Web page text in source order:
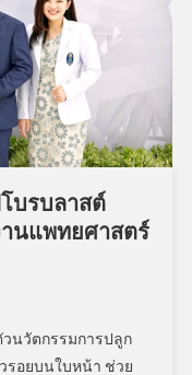
บรบลาสต์
นแพทยศาสตร์
นวัตกรรมการปลูก
รอยบนใบหน้า ช่วย